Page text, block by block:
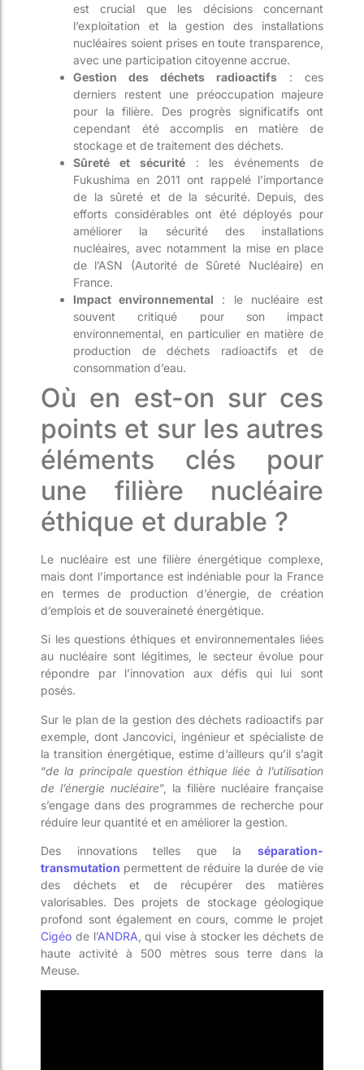
est crucial que les décisions concernant
l’exploitation et la gestion des installations
nucléaires soient prises en toute transparence,
avec une participation citoyenne accrue.
Gestion des déchets radioactifs : ces
derniers restent une préoccupation majeure
pour la filière. Des progrès significatifs ont
cependant été accomplis en matière de
stockage et de traitement des déchets.
Sûreté et sécurité: les événements de
Fukushima en 2011 ont rappelé l’importance
de la sûreté et de la sécurité. Depuis, des
efforts considérables ont été déployés pour
améliorer la sécurité des installations
nucléaires, avec notamment la mise en place
de l’ASN (Autorité de Sûreté Nucléaire) en
France.
Impact environnemental : le nucléaire est
souvent critiqué pour son impact
environnemental, en particulier en matière de
production de déchets radioactifs et de
consommation d’eau.
Où en est-on sur ces
points et sur les autres
éléments clés pour
une filière nucléaire
éthique et durable ?
Le nucléaire est une filière énergétique complexe,
mais dont l’importance est indéniable pour la France
en termes de production d’énergie, de création
d’emplois et de souveraineté énergétique.
Si les questions éthiques et environnementales liées
au nucléaire sont légitimes, le secteur évolue pour
répondre par l’innovation aux défis qui lui sont
posés.
Sur le plan de la gestion des déchets radioactifs par
exemple, dont Jancovici, ingénieur et spécialiste de
la transition énergétique, estime d’ailleurs qu’il s’agit
“de la principale question éthique liée à l’utilisation
de l’énergie nucléaire”, la filière nucléaire française
s’engage dans des programmes de recherche pour
réduire leur quantité et en améliorer la gestion.
Des innovations telles que la séparation-
transmutation permettent de réduire la durée de vie
des déchets et de récupérer des matières
valorisables. Des projets de stockage géologique
profond sont également en cours, comme le projet
Cigéo de l’ANDRA , qui vise à stocker les déchets de
haute activité à 500 mètres sous terre dans la
Meuse.